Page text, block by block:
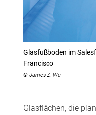
Glasfußboden im
Francisco
© James Z. Wu
Glasflächen, die